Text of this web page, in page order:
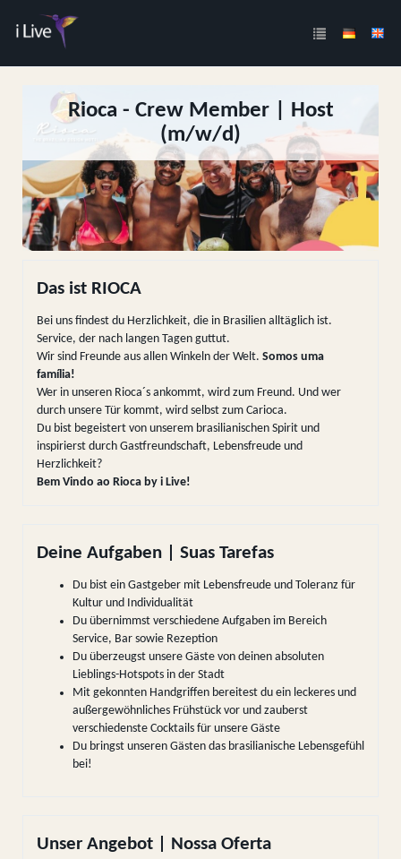
Rioca - Crew Member | Host
(m/w/d)
Das ist RIOCA
Bei uns findest du Herzlichkeit, die in Brasilien alltäglich ist.
Service, der nach langen Tagen guttut.
Wir sind Freunde aus allen Winkeln der Welt. Somos uma
família!
Wer in unseren Rioca´s ankommt, wird zum Freund. Und wer
durch unsere Tür kommt, wird selbst zum Carioca.
Du bist begeistert von unserem brasilianischen Spirit und
inspirierst durch Gastfreundschaft, Lebensfreude und
Herzlichkeit?
Bem Vindo ao Rioca by i Live!
Deine Aufgaben | Suas Tarefas
Du bist ein Gastgeber mit Lebensfreude und Toleranz für
Kultur und Individualität
Du übernimmst verschiedene Aufgaben im Bereich
Service, Bar sowie Rezeption
Du überzeugst unsere Gäste von deinen absoluten
Lieblings-Hotspots in der Stadt
Mit gekonnten Handgriffen bereitest du ein leckeres und
außergewöhnliches Frühstück vor und zauberst
verschiedenste Cocktails für unsere Gäste
Du bringst unseren Gästen das brasilianische Lebensgefühl
bei!
Unser Angebot | Nossa Oferta